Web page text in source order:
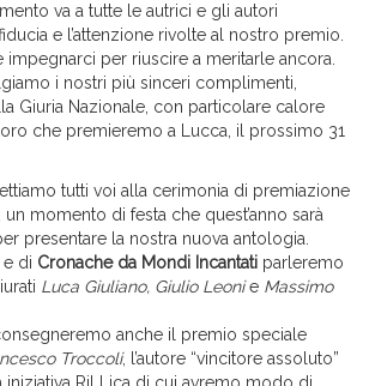
va a tutte le autrici e gli autori
e l’attenzione rivolte al nostro premio.
impegnarci per riuscire a meritarle ancora.
i nostri più sinceri complimenti,
Giuria Nazionale, con particolare calore
che premieremo a Lucca, il prossimo 31
tutti voi alla cerimonia di premiazione
momento di festa che quest’anno sarà
presentare la nostra nuova antologia.
e di Cronache da Mondi Incantati parleremo
Luca Giuliano, Giulio Leonie Massimo
anche il premio speciale
Troccoli, l’autore “vincitore assoluto”